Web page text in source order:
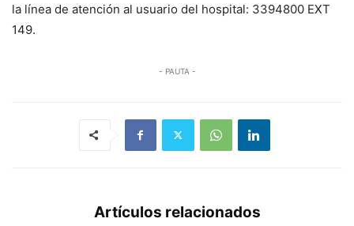
la línea de atención al usuario del hospital: 3394800 EXT
149.
- PAUTA -
Artículos relacionados